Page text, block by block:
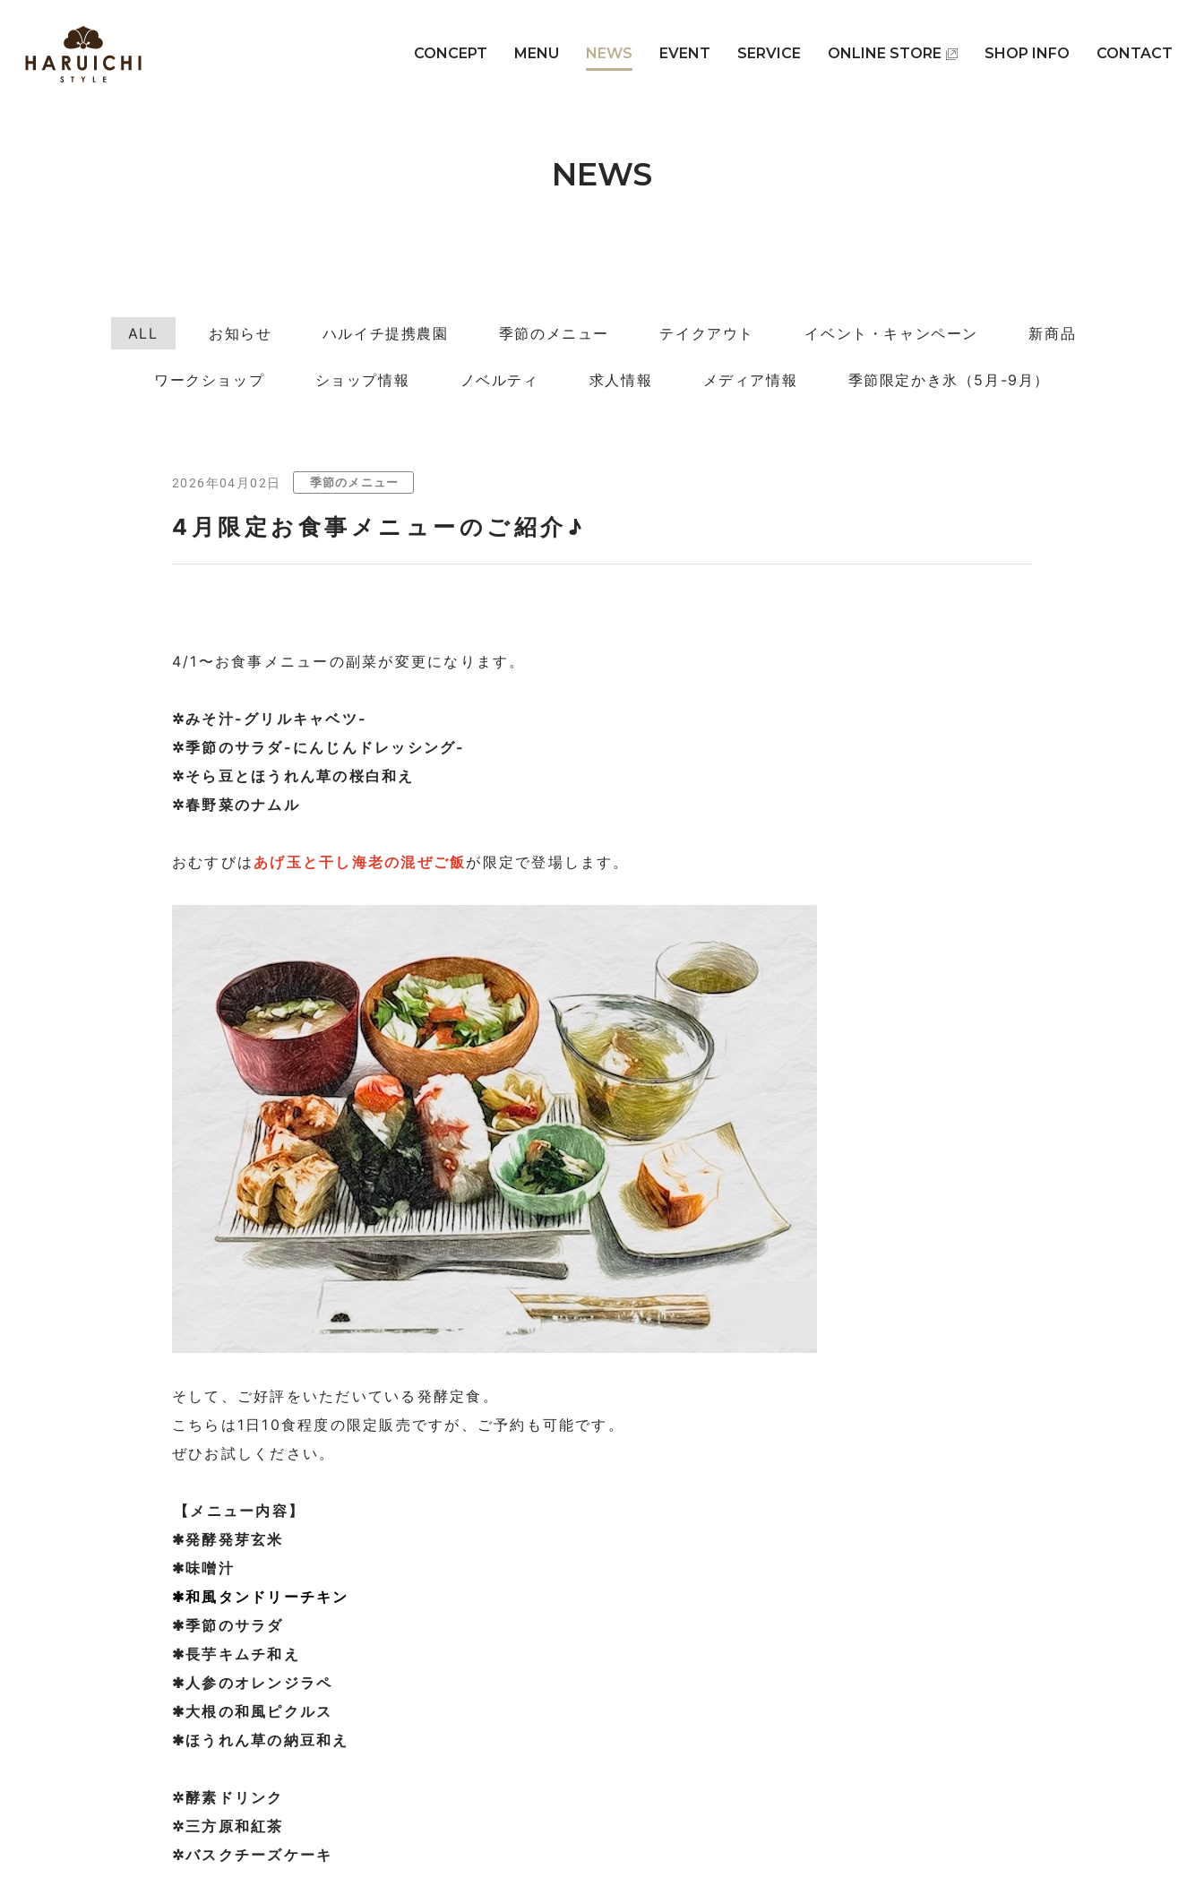
CONCEPT MENU NEWS EVENT SERVICE ONLINE STORE SHOP INFO CONTACT
NEWS
ALL お知らせ ハルイチ提携農園 季節のメニュー テイクアウト イベント・キャンペーン 新商品
ワークショップ ショップ情報 ノベルティ 求人情報 メディア情報 季節限定かき氷（5月-9月）
2026年04月02日 季節のメニュー
4月限定お食事メニューのご紹介♪
4/1〜お食事メニューの副菜が変更になります。
✲みそ汁-グリルキャベツ-
✲季節のサラダ-にんじんドレッシング-
✲そら⾖とほうれん草の桜⽩和え
✲春野菜のナムル
おむすびは あげ玉と干し海老の混ぜご飯が限定で登場します。
そして、ご好評をいただいている発酵定食。
こちらは1日10食程度の限定販売ですが、ご予約も可能です。
ぜひお試しください。
⁡【メニュー内容】
✱発酵発芽玄米
✱味噌汁
✱和風タンドリーチキン
✱季節のサラダ
✱長芋キムチ和え
✱人参のオレンジラペ
✱大根の和風ピクルス
✱ほうれん草の納豆和え
✲酵素ドリンク
✲三方原和紅茶
✲バスクチーズケーキ